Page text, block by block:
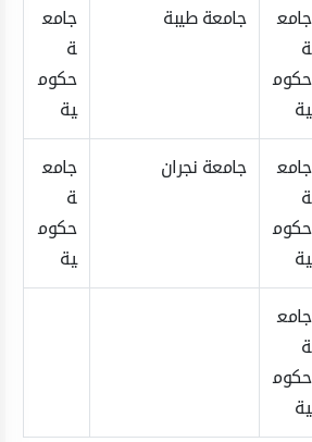
جامع
ة
حكوم
ية
جامعة طيبة
جامع
ة
حكوم
ية
جامع
ة
حكوم
ية
جامعة نجران
جامع
ة
حكوم
ية
جامع
ة
حكوم
ية